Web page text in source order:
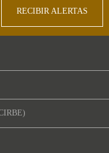
RECIBIR ALERTAS